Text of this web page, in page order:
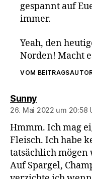
gespannt auf
immer.
Yeah, den
Norden! Macht
VOM
Sunnysagt:
26. Mai 2022 um 20:58
Hmmm. Ich mag
Fleisch. Ich habe
tatsächlich mögen
Auf Spargel,